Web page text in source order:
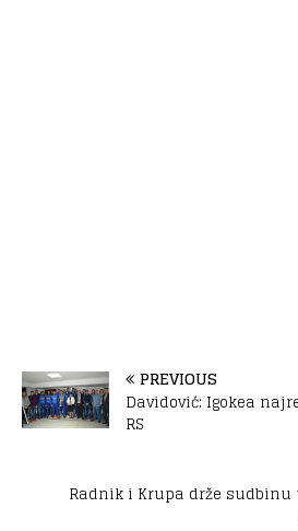
PREVIOUS
Davidović: Igokea
RS
Radnik i Krupa drže